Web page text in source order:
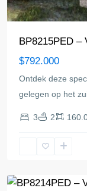
BP8215PED –
$792.000
Ontdek deze
gelegen op het
3 2